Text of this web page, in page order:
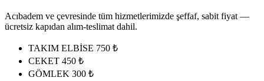
Acıbadem ve çevresinde tüm hizmetlerimizde şeffaf, sabit fiyat —
ücretsiz kapıdan alım-teslimat dahil.
TAKIM ELBİSE 750 ₺
CEKET 450 ₺
GÖMLEK 300 ₺